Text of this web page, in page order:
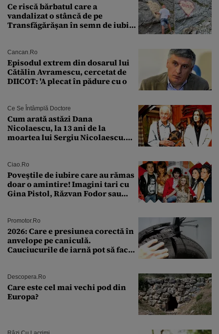
Ce riscă bărbatul care a
vandalizat o stâncă de pe
Transfăgărășan în semn de iubire
Cancan.ro
Episodul extrem din dosarul lui
Cătălin Avramescu, cercetat de
DIICOT: 'A plecat în pădure cu o
Ce Se Întâmplă Doctore
Cum arată astăzi Dana
Nicolaescu, la 13 ani de la
moartea lui Sergiu Nicolaescu.
Ciao.ro
Poveştile de iubire care au rămas
doar o amintire! Imagini tari cu
Gina Pistol, Răzvan Fodor sau
Promotor.ro
2026: Care e presiunea corectă în
anvelope pe caniculă.
Cauciucurile de iarnă pot să facă
Descopera.ro
Care este cel mai vechi pod din
Europa?